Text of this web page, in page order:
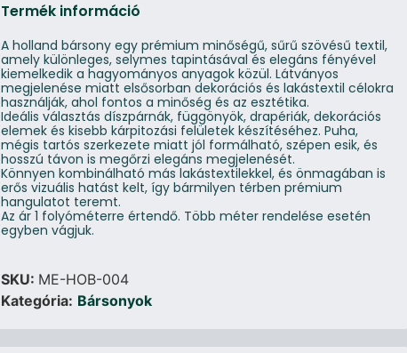
Termék információ
A holland bársony egy prémium minőségű, sűrű szövésű textil,
amely különleges, selymes tapintásával és elegáns fényével
kiemelkedik a hagyományos anyagok közül. Látványos
megjelenése miatt elsősorban dekorációs és lakástextil célokra
használják, ahol fontos a minőség és az esztétika.
Ideális választás díszpárnák, függönyök, drapériák, dekorációs
elemek és kisebb kárpitozási felületek készítéséhez. Puha,
mégis tartós szerkezete miatt jól formálható, szépen esik, és
hosszú távon is megőrzi elegáns megjelenését.
Könnyen kombinálható más lakástextilekkel, és önmagában is
erős vizuális hatást kelt, így bármilyen térben prémium
hangulatot teremt.
Az ár 1 folyóméterre értendő. Több méter rendelése esetén
egyben vágjuk.
SKU: ME-HOB-004
Kategória: Bársonyok